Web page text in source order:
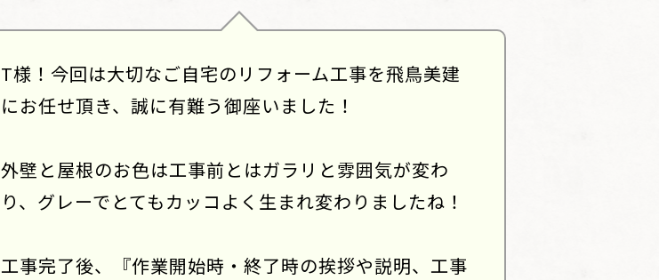
T様！今回は大切なご自宅のリフォーム工事を飛鳥美建
にお任せ頂き、誠に有難う御座いました！
外壁と屋根のお色は工事前とはガラリと雰囲気が変わ
り、グレーでとてもカッコよく生まれ変わりましたね！
工事完了後、『作業開始時・終了時の挨拶や説明、工事